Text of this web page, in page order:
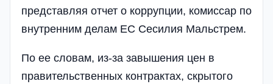
представляя отчет о коррупции, комиссар по
внутренним делам ЕС Сесилия Мальстрем.
По ее словам, из-за завышения цен в
правительственных контрактах, скрытого